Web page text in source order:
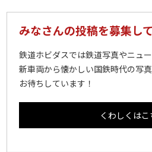
みなさんの投稿を募集し
鉄道ホビダスでは鉄道写真やニュ
新車両から懐かしい国鉄時代の写
お待ちしています！
くわしくはこ